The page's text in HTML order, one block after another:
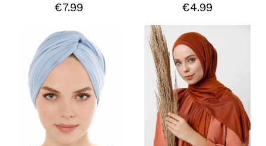
€7.99 €4.99